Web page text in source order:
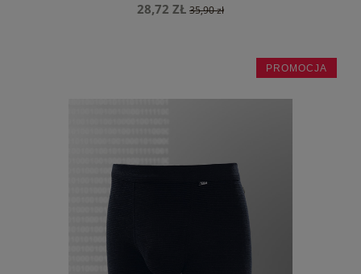
28,72 ZŁ 35,90 zł
PROMOCJA